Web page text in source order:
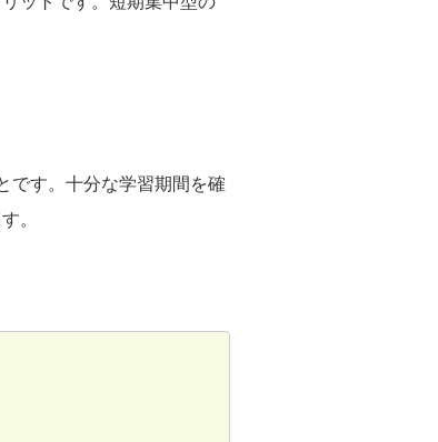
です。十分な学習期間を確
。